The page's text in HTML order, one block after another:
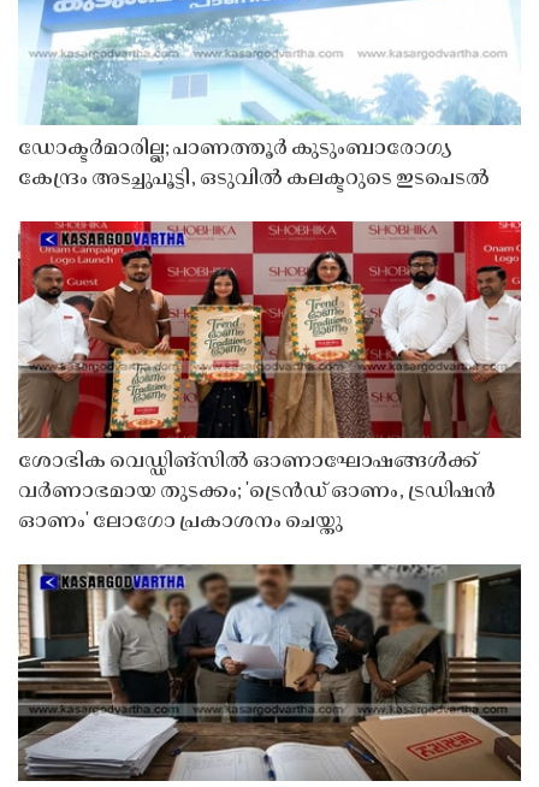
ഡോക്ടർമാരില്ല; പാണത്തൂർ കുടുംബാരോഗ്യ
കേന്ദ്രം അടച്ചുപൂട്ടി, ഒടുവിൽ കലക്ടറുടെ ഇടപെടൽ
ശോഭിക വെഡ്ഡിങ്സിൽ ഓണാഘോഷങ്ങൾക്ക്
വർണാഭമായ തുടക്കം; 'ട്രെൻഡ് ഓണം, ട്രഡിഷൻ
ഓണം' ലോഗോ പ്രകാശനം ചെയ്തു